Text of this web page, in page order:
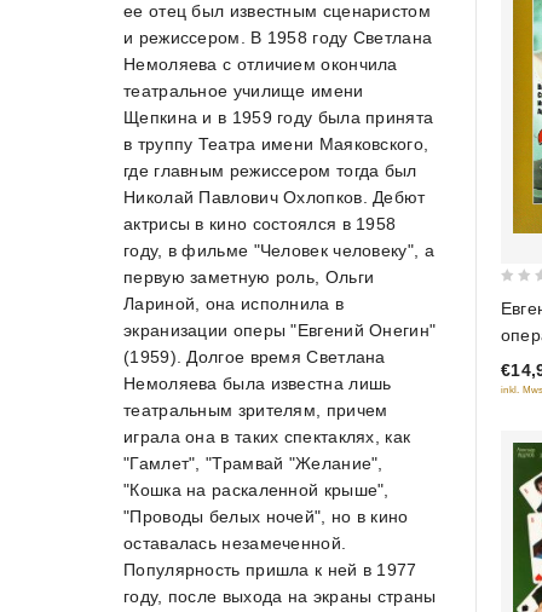
of
5
inkl.
ее отец был известным сценаристом
и режиссером. В 1958 году Светлана
Немоляева с отличием окончила
театральное училище имени
Щепкина и в 1959 году была принята
в труппу Театра имени Маяковского,
где главным режиссером тогда был
Николай Павлович Охлопков. Дебют
актрисы в кино состоялся в 1958
году, в фильме "Человек человеку", а
первую заметную роль, Ольги
Лариной, она исполнила в
экранизации оперы "Евгений Онегин"
(1959). Долгое время Светлана
Немоляева была известна лишь
театральным зрителям, причем
играла она в таких спектаклях, как
"Гамлет", "Трамвай "Желание",
"Кошка на раскаленной крыше",
"Проводы белых ночей", но в кино
оставалась незамеченной.
Популярность пришла к ней в 1977
году, после выхода на экраны страны